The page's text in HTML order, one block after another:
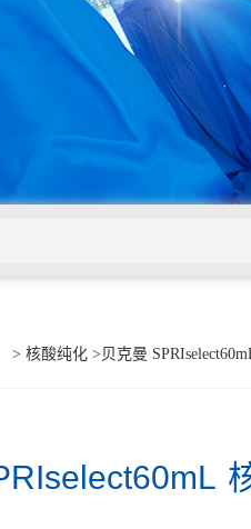
> 核酸纯化>贝克曼